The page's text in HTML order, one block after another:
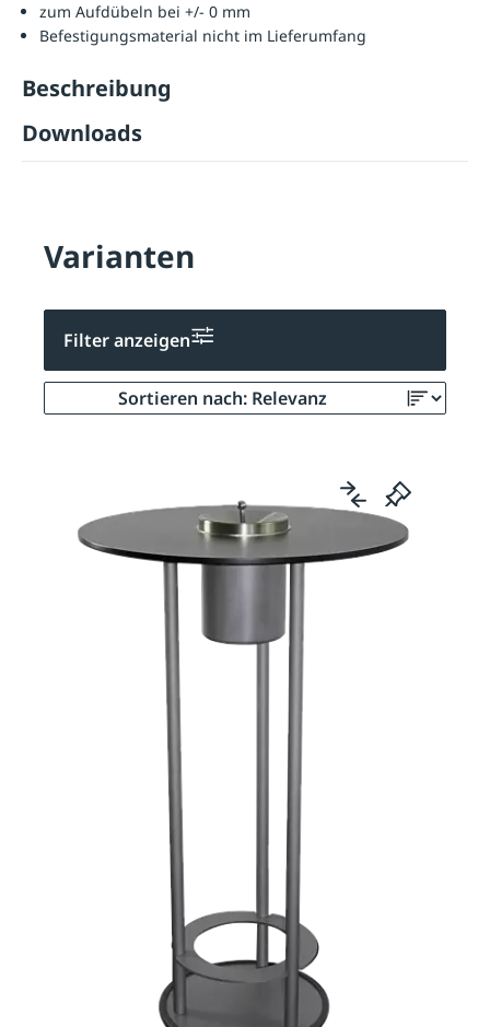
zum Aufdübeln bei +/- 0 mm
Befestigungsmaterial nicht im Lieferumfang
Beschreibung
Downloads
Varianten
Filter anzeigen